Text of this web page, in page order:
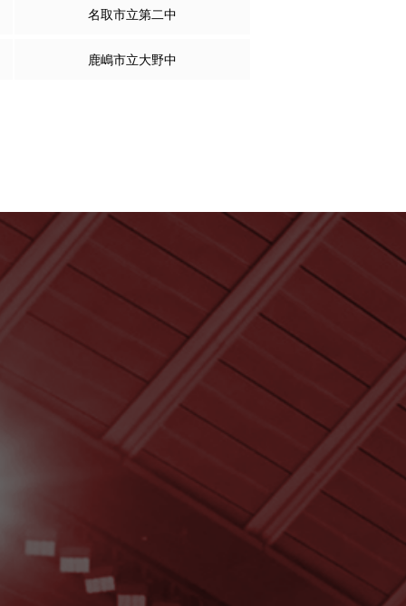
名取市立第二中
鹿嶋市立大野中